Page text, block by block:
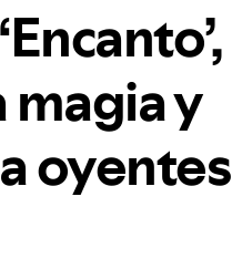
magia y
oyentes